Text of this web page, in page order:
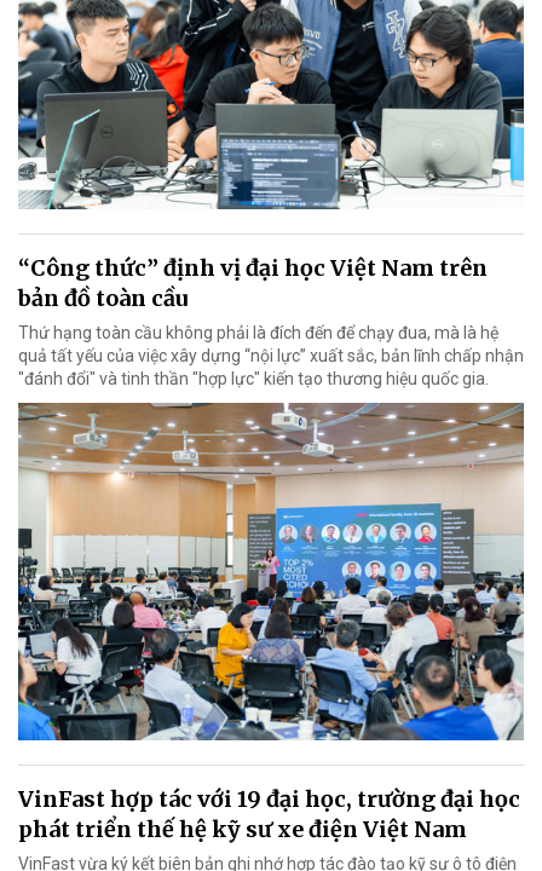
“Công thức” định vị đại học Việt Nam trên
bản đồ toàn cầu
Thứ hạng toàn cầu không phải là đích đến để chạy đua, mà là hệ
quả tất yếu của việc xây dựng “nội lực” xuất sắc, bản lĩnh chấp nhận
"đánh đổi" và tinh thần "hợp lực" kiến tạo thương hiệu quốc gia.
VinFast hợp tác với 19 đại học, trường đại học
phát triển thế hệ kỹ sư xe điện Việt Nam
VinFast vừa ký kết biên bản ghi nhớ hợp tác đào tạo kỹ sư ô tô điện